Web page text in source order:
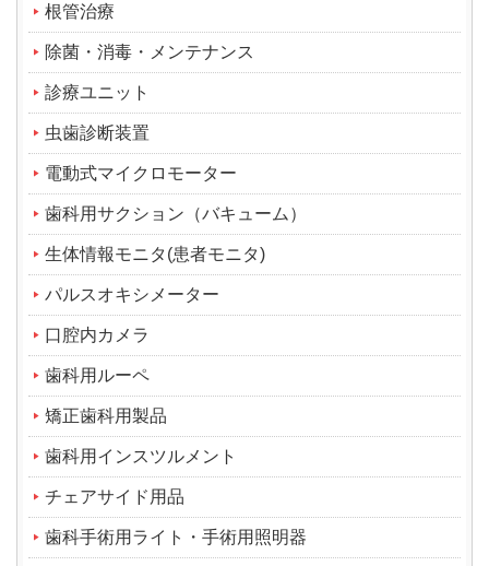
根管治療
除菌・消毒・メンテナンス
診療ユニット
虫歯診断装置
電動式マイクロモーター
歯科用サクション（バキューム）
生体情報モニタ(患者モニタ)
パルスオキシメーター
口腔内カメラ
歯科用ルーペ
矯正歯科用製品
歯科用インスツルメント
チェアサイド用品
歯科手術用ライト・手術用照明器